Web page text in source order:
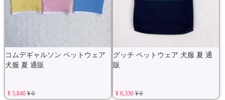
コムデギャルソン ペットウェア
犬服 夏 通販
¥ 5,840¥ 0
グッチ ペットウェア 犬服 夏 通
販
¥ 6,330¥ 0